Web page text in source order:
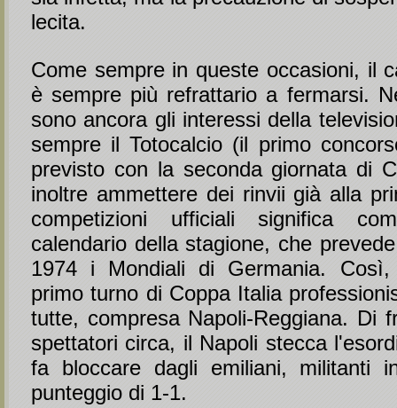
lecita.
Come sempre in queste occasioni, il
è sempre più refrattario a fermarsi.
sono ancora gli interessi della
sempre il Totocalcio (il primo
previsto con la seconda giornata di
inoltre ammettere dei rinvii già alla
competizioni ufficiali significa
calendario della stagione, che
1974 i Mondiali di Germania.
primo turno di Coppa Italia
tutte, compresa Napoli-Reggiana. Di
spettatori circa, il Napoli stecca
fa bloccare dagli emiliani, militanti
punteggio di 1-1.